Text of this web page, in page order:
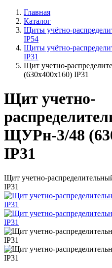
Главная
Каталог
Щиты учётно-
IP54
Щиты учётно-
IP31
Щит учетно-
(630х400х160) IP31
Щит учетно-
ЩУРн-3/48
IP31
Щит учетно-
IP31